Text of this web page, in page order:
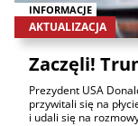
INFORMACJE
AKTUALIZACJA
Zaczęli!
Prezydent USA
przywitali się na
i udali się na